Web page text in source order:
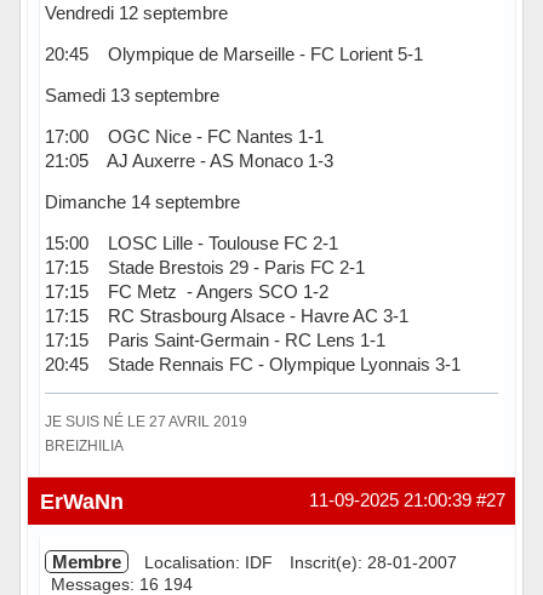
Vendredi 12 septembre
20:45 Olympique de Marseille - FC Lorient 5-1
Samedi 13 septembre
17:00 OGC Nice - FC Nantes 1-1
21:05 AJ Auxerre - AS Monaco 1-3
Dimanche 14 septembre
15:00 LOSC Lille - Toulouse FC 2-1
17:15 Stade Brestois 29 - Paris FC 2-1
17:15 FC Metz - Angers SCO 1-2
17:15 RC Strasbourg Alsace - Havre AC 3-1
17:15 Paris Saint-Germain - RC Lens 1-1
20:45 Stade Rennais FC - Olympique Lyonnais 3-1
JE SUIS NÉ LE 27 AVRIL 2019
BREIZHILIA
Hors ligne #27
11-09-2025 21:00:39
ErWaNn
Membre Localisation: IDF
Inscrit(e): 28-01-2007
Messages: 16 194